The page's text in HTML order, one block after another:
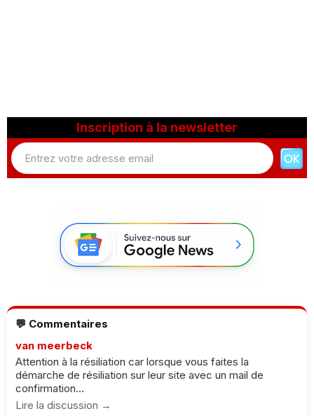
Inscription à la newsletter
💬 Commentaires
van meerbeck
Attention à la résiliation car lorsque vous faites la
démarche de résiliation sur leur site avec un mail de
confirmation...
Lire la discussion →